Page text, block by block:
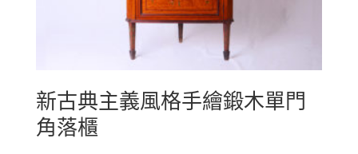
新古典主義風格手繪鍛木單門
角落櫃